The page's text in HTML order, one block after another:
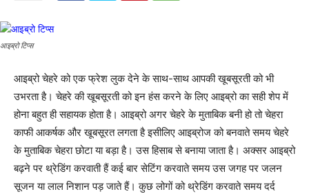
आइब्रो टिप्स
आइब्रो चेहरे को एक फ्रेश लुक देने के साथ-साथ आपकी खूबसूरती को भी
उभरता है। चेहरे की खूबसूरती को इन हंस करने के लिए आइब्रो का सही शेप में
होना बहुत ही सहायक होता है। आइब्रो अगर चेहरे के मुताबिक बनी हो तो चेहरा
काफी आकर्षक और खूबसूरत लगता है इसीलिए आइब्रोज को बनवाते समय चेहरे
के मुताबिक चेहरा छोटा या बड़ा है। उस हिसाब से बनाया जाता है। अक्सर आइब्रो
बढ़ने पर थ्रेडिंग करवाती हैं कई बार सेटिंग करवाते समय उस जगह पर जलन
सूजन या लाल निशान पड़ जाते हैं। कुछ लोगों को थ्रेडिंग करवाते समय दर्द